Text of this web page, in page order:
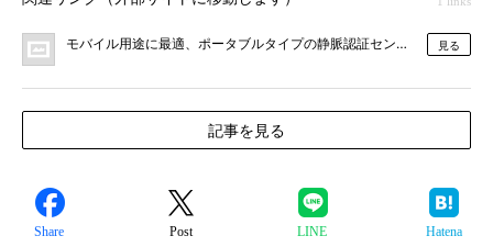
モバイル用途に最適、ポータブルタイプの静脈認証センサーを販売開始
見る
記事を見る
Share Post LINE Hatena